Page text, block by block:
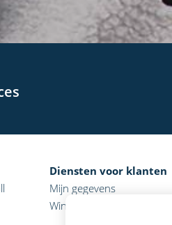
Diensten voor klanten
Mijn gegevens
Winkelmandje